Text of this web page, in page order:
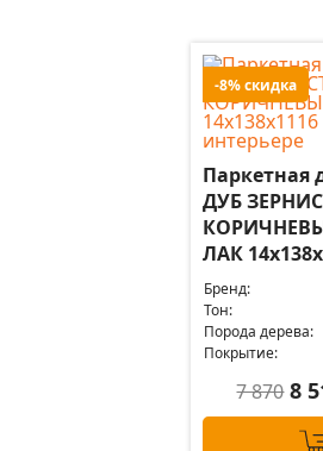
-8% скидка
Паркетная
ДУБ
ЛАК
Бренд:
Тон:
Порода дерева:
Покрытие:
7 870 8